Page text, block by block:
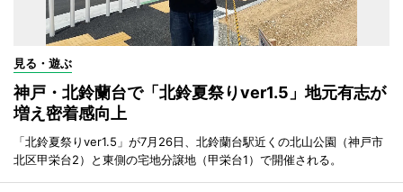
見る・遊ぶ
神戸・北鈴蘭台で「北鈴夏祭りver1.5」地元有志が
増え密着感向上
「北鈴夏祭りver1.5」が7月26日、北鈴蘭台駅近くの北山公園（神戸市
北区甲栄台2）と東側の宅地分譲地（甲栄台1）で開催される。